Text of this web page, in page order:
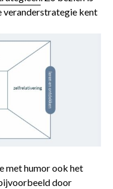
veranderstrategie kent
met humor ook het
door